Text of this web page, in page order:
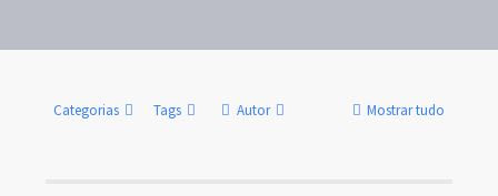
Categorias Tags Autor Mostrar tudo